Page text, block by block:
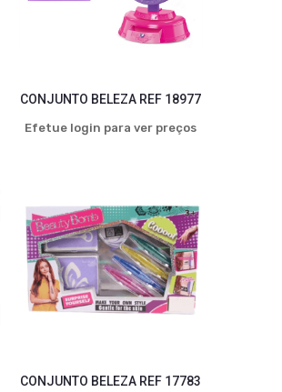
CONJUNTO BELEZA REF 18977
Efetue login para ver preços
CONJUNTO BELEZA REF 17783